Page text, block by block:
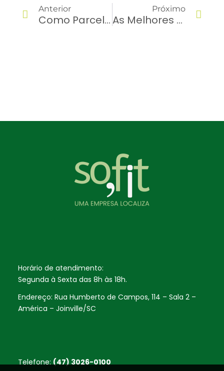
Anterior
Como Parcelar Multa De Trânsito?
Próximo
As Melhores Práticas Para Gestão De Frotas Leves
Horário de atendimento:
Segunda à Sexta das 8h às 18h.
Endereço: Rua Humberto de Campos, 114 – Sala 2 –
América – Joinville/SC
Telefone:(47) 3026-0100